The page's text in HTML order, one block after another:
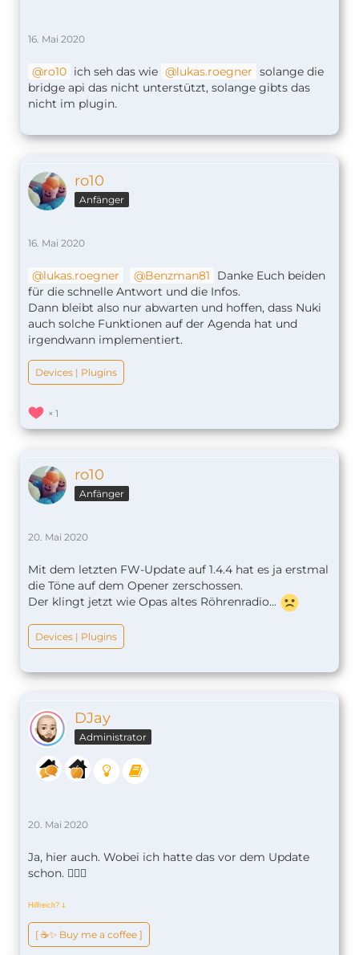
16. Mai 2020
ro10 ich seh das wie lukas.roegner solange die
bridge api das nicht unterstützt, solange gibts das
nicht im plugin.
ro10
Anfänger
16. Mai 2020
lukas.roegner Benzman81
Danke Euch beiden
für die schnelle Antwort und die Infos.
Dann bleibt also nur abwarten und hoffen, dass Nuki
auch solche Funktionen auf der Agenda hat und
irgendwann implementiert.
Devices | Plugins
1
ro10
Anfänger
20. Mai 2020
Mit dem letzten FW-Update auf 1.4.4 hat es ja erstmal
die Töne auf dem Opener zerschossen.
Der klingt jetzt wie Opas altes Röhrenradio...
Devices | Plugins
DJay
Administrator
20. Mai 2020
Ja, hier auch. Wobei ich hatte das vor dem Update
schon. 🤷🏼‍♂️
Hilfreich? ↆ
[ ☕️✨ Buy me a coffee ]